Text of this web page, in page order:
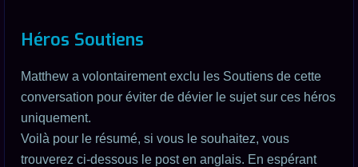
Héros Soutiens
Matthew a volontairement exclu les Soutiens de cette
conversation pour éviter de dévier le sujet sur ces héros
uniquement.
Voilà pour le résumé, si vous le souhaitez, vous
trouverez ci-dessous le post en anglais. En espérant